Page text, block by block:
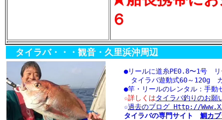
６
タイラバ・・・観音・久里浜沖周辺
●リールに道糸PE0.8〜1号 リ
タイラバ遊動式60～120g
●竿・リールのレンタル：手
☆詳しくはタイラバ釣りのお願
☆過去のブログ Http://
タイラバの専門サイト 鯛カ